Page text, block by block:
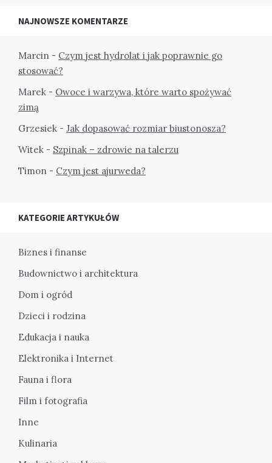
NAJNOWSZE KOMENTARZE
Marcin - Czym jest hydrolat i jak poprawnie go
stosować?
Marek - Owoce i warzywa, które warto spożywać
zimą
Grzesiek - Jak dopasować rozmiar biustonosza?
Witek - Szpinak – zdrowie na talerzu
Timon - Czym jest ajurweda?
KATEGORIE ARTYKUŁÓW
Biznes i finanse
Budownictwo i architektura
Dom i ogród
Dzieci i rodzina
Edukacja i nauka
Elektronika i Internet
Fauna i flora
Film i fotografia
Inne
Kulinaria